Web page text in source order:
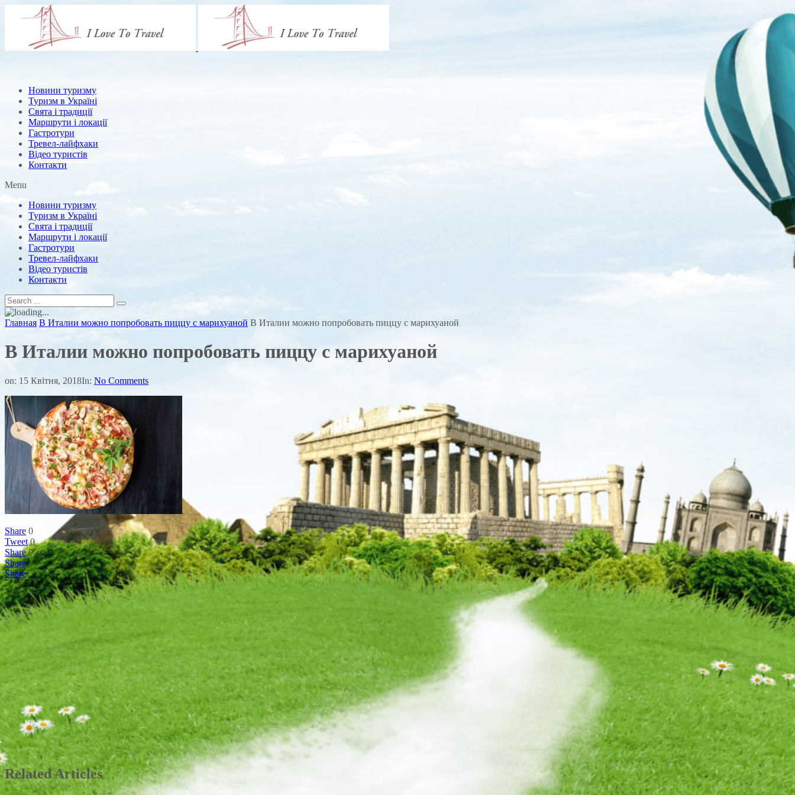
Новини туризму
Туризм в Україні
Свята і традиції
Маршрути і локації
Гастротури
Тревел-лайфхаки
Відео туристів
Контакти
Menu
Новини туризму
Туризм в Україні
Свята і традиції
Маршрути і локації
Гастротури
Тревел-лайфхаки
Відео туристів
Контакти
Главная В Италии можно попробовать пиццу с марихуаной В Италии можно попробовать пиццу с марихуаной
В Италии можно попробовать пиццу с марихуаной
on: 15 Квітня, 2018In: No Comments
Share 0
Tweet 0
Share 0
Share
Share
Related Articles